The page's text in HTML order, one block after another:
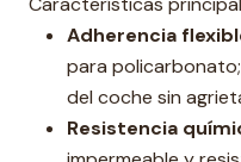
Adherencia
para
del coche sin
Resistencia